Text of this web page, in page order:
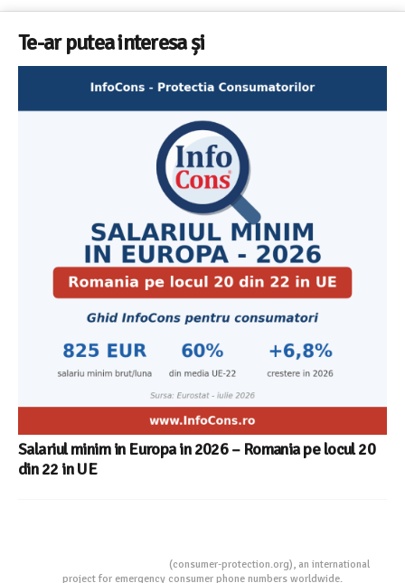
Te-ar putea interesa și
Salariul minim in Europa in 2026 – Romania pe locul 20
din 22 in UE
(consumer-protection.org), an international
project for emergency consumer phone numbers worldwide.